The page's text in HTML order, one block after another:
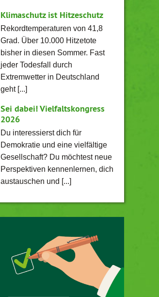
Klimaschutz ist Hitzeschutz
Rekordtemperaturen von 41,8
Grad. Über 10.000 Hitzetote
bisher in diesen Sommer. Fast
jeder Todesfall durch
Extremwetter in Deutschland
geht [...]
Sei dabei! Vielfaltskongress
2026
Du interessierst dich für
Demokratie und eine vielfältige
Gesellschaft? Du möchtest neue
Perspektiven kennenlernen, dich
austauschen und [...]